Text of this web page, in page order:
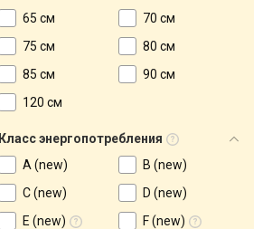
65 см
70 см
75 см
80 см
85 см
90 см
120 см
Класс энергопотребления
A (new)
B (new)
C (new)
D (new)
E (new)
F (new)